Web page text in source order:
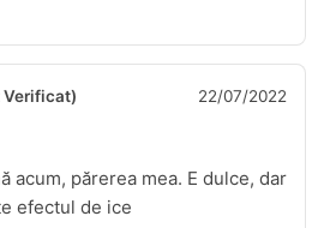
Verificat) 22/07/2022
acum, părerea mea. E dulce, dar
efectul de ice